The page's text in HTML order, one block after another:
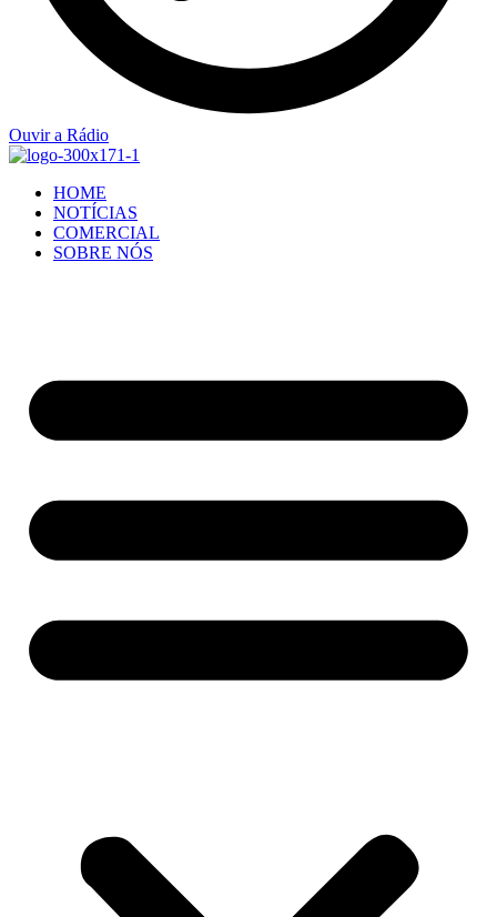
Ouvir a Rádio
HOME
NOTÍCIAS
COMERCIAL
SOBRE NÓS